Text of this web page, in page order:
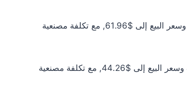
سعر الذهب عيار 14 اليوم يبلغ $54.69 للشراء الخام و$56.33 للبيع الخام. أما مع إضافة المصنعية، فيرتفع سعر الشراء إلى $60.16 وسعر البيع إلى $61.96, مع تكلفة مصنعية
سعر الذهب عيار 10 اليوم يبلغ $39.06 للشراء الخام و$40.24 للبيع الخام. أما مع إضافة المصنعية، فيرتفع سعر الشراء إلى $42.97 وسعر البيع إلى $44.26, مع تكلفة مصنعية